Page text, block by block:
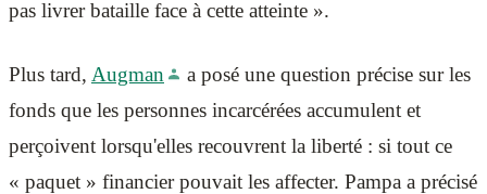
pas livrer bataille face à cette atteinte ».
Plus tard, Augman
a posé une question précise sur les
fonds que les personnes incarcérées accumulent et
perçoivent lorsqu'elles recouvrent la liberté : si tout ce
« paquet » financier pouvait les affecter. Pampa a précisé